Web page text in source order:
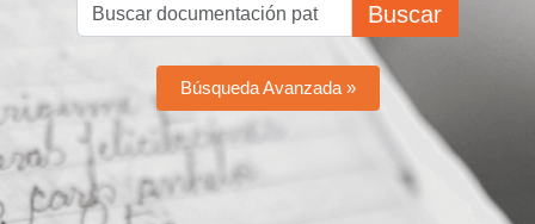
Buscar
Búsqueda Avanzada »